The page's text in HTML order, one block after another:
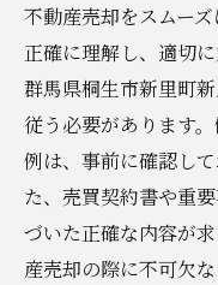
不動産売却をスムー
正確に理解し、適切
群馬県桐生市新里町
従う必要があります
例は、事前に確認し
た、売買契約書や重
づいた正確な内容が
産売却の際に不可欠